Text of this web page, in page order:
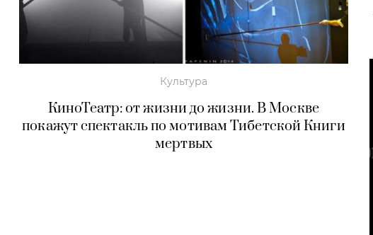
Культура
КиноТеатр: от жизни до жизни. В Москве
покажут спектакль по мотивам Тибетской Книги
мертвых